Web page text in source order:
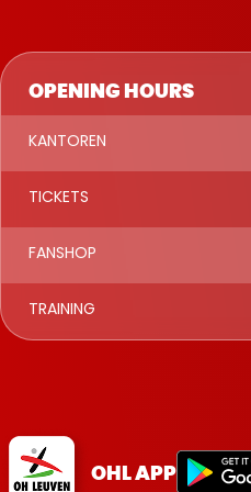
OPENING HOURS
KANTOREN
TICKETS
FANSHOP
TRAINING
OHL APP